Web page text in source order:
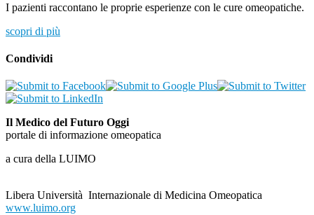
I pazienti raccontano le proprie esperienze con le cure omeopatiche.
scopri di più
Condividi
Il Medico del Futuro Oggi
portale di informazione omeopatica
a cura della LUIMO
Libera Università Internazionale di Medicina Omeopatica
www.luimo.org